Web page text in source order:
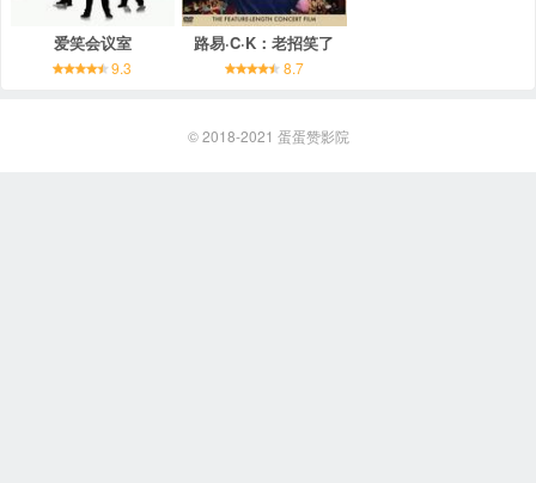
爱笑会议室
9.3
路易·C·K：老招笑了
8.7
© 2018-2021 蛋蛋赞影院